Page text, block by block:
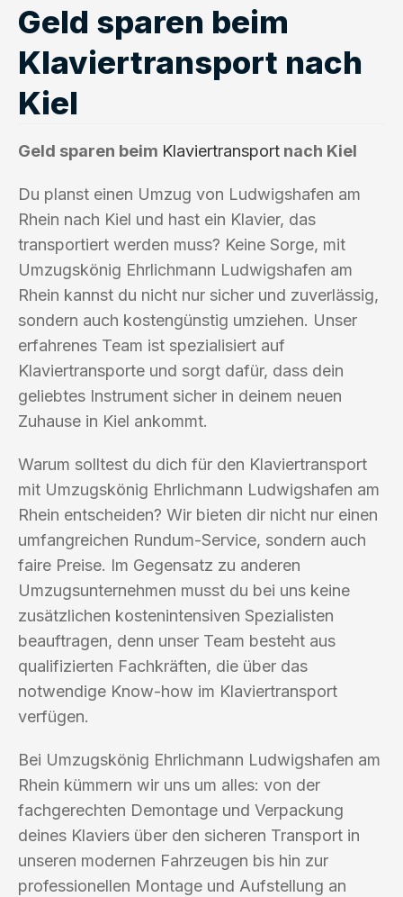
Geld sparen beim
Klaviertransport nach
Kiel
Geld sparen beim Klaviertransport nach Kiel
Du planst einen Umzug von Ludwigshafen am
Rhein nach Kiel und hast ein Klavier, das
transportiert werden muss? Keine Sorge, mit
Umzugskönig Ehrlichmann Ludwigshafen am
Rhein kannst du nicht nur sicher und zuverlässig,
sondern auch kostengünstig umziehen. Unser
erfahrenes Team ist spezialisiert auf
Klaviertransporte und sorgt dafür, dass dein
geliebtes Instrument sicher in deinem neuen
Zuhause in Kiel ankommt.
Warum solltest du dich für den Klaviertransport
mit Umzugskönig Ehrlichmann Ludwigshafen am
Rhein entscheiden? Wir bieten dir nicht nur einen
umfangreichen Rundum-Service, sondern auch
faire Preise. Im Gegensatz zu anderen
Umzugsunternehmen musst du bei uns keine
zusätzlichen kostenintensiven Spezialisten
beauftragen, denn unser Team besteht aus
qualifizierten Fachkräften, die über das
notwendige Know-how im Klaviertransport
verfügen.
Bei Umzugskönig Ehrlichmann Ludwigshafen am
Rhein kümmern wir uns um alles: von der
fachgerechten Demontage und Verpackung
deines Klaviers über den sicheren Transport in
unseren modernen Fahrzeugen bis hin zur
professionellen Montage und Aufstellung an